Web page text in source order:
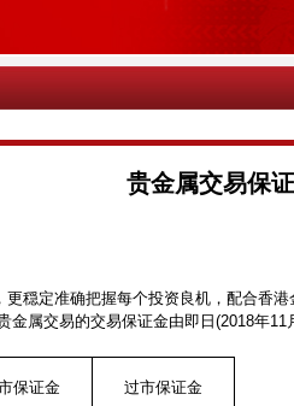
贵金属交易保
更穏定准确把握每个投资良机，配合香
金属交易的交易保证金由即日(2018年11
保证金 过市保证金